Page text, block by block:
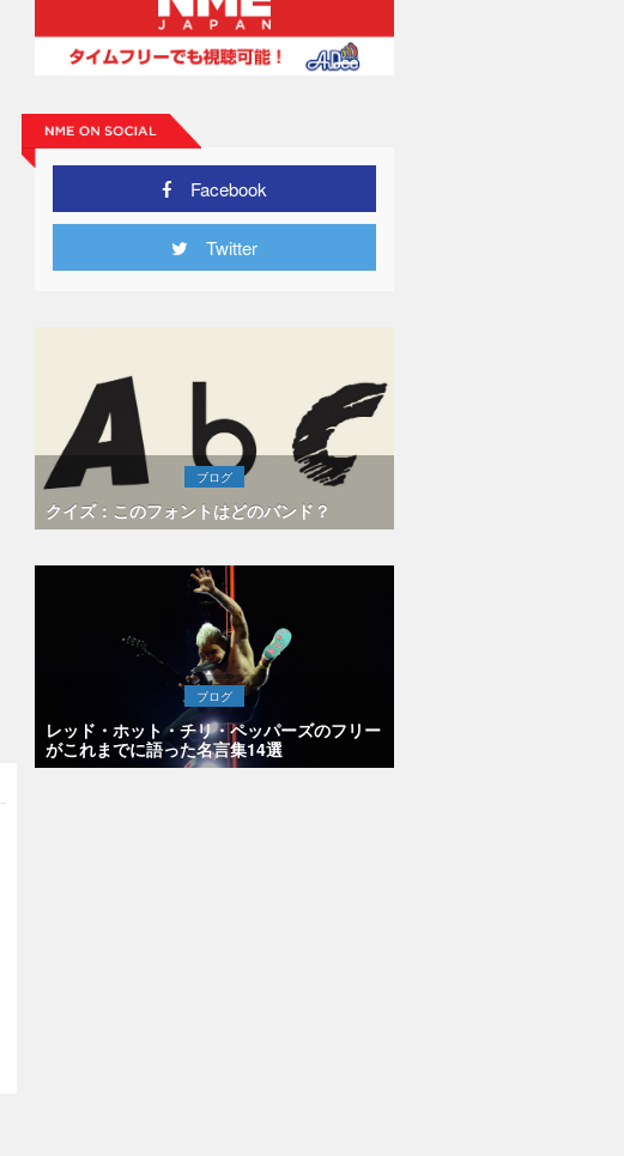
Facebook
Twitter
ブログ
クイズ：このフォントはどのバンド？
ブログ
レッド・ホット・チリ・ペッパーズのフリー
がこれまでに語った名言集14選